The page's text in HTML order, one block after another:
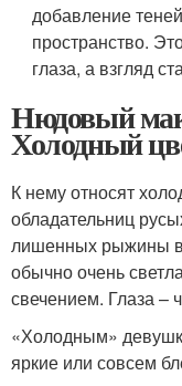
добавление
пространство.
глаза, а взгляд
Нюдовый
Холодный
К нему относят
обладательниц
лишенных рыжины
обычно очень
свечением. Глаза –
«Холодным»
яркие или совсем